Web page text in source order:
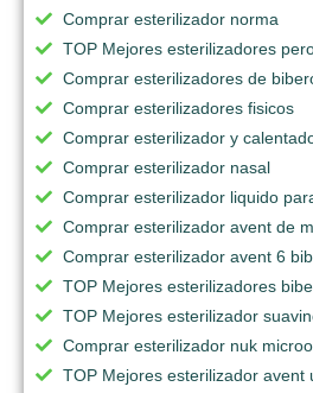
Comprar esterilizador norma
TOP Mejores esterilizadores
Comprar esterilizadores de
Comprar esterilizadores fisicos
Comprar esterilizador y
Comprar esterilizador nasal
Comprar esterilizador liquido
Comprar esterilizador avent de
Comprar esterilizador avent 6
TOP Mejores esterilizadores
TOP Mejores esterilizador
Comprar esterilizador nuk
TOP Mejores esterilizador avent